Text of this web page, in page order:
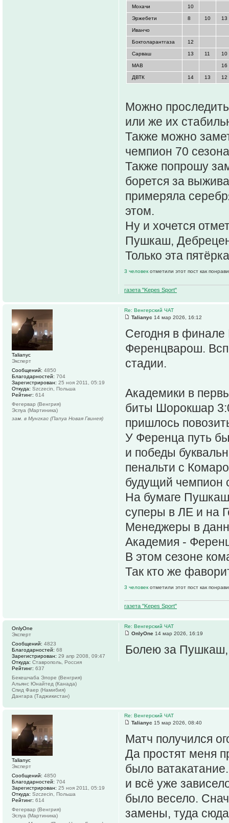
Мохачи 10
Эржебети 8 10 13
Иванчо
Боктоларантгаза 12
Сарваш 13 11 10
МАВ 16
ДВТК 14 13 12
Можно
или же их
Также можно
чемпион 70
Также попрошу
борется за
примеряла
этом.
Ну и хочется
Пушкаш,
Только эта
3 человек отметили этот пост как
газета "Kepes Sport"
Re: Венгерский ЧАТ
Talianyc 14 мар 2026, 16:12
Сегодня в
Ференцварош.
стадии.
Академики в
биты Шорокшар
пришлось
У Ференца путь
и победы
пенальти с
будущий чемпион
На бумаге
суперы в ЛЕ и на
Менеджеры в
Академия -
В этом сезоне
Так кто же
3 человек отметили этот пост как
газета "Kepes Sport"
Talianyc
Эксперт
Сообщений: 4850
Благодарностей: 704
Зарегистрирован: 25 ноя 2011, 05:19
Откуда: Szczecin, Польша
Рейтинг: 614
Фегервар (Венгрия)
Эспуа (Мартиника)
зам. в Мунгкас (Папуа Новая Гвинея)
Re: Венгерский ЧАТ
OnlyOne 14 мар 2026, 16:19
Болею за
OnlyOne
Эксперт
Сообщений: 4823
Благодарностей: 68
Зарегистрирован: 29 апр 2008, 09:47
Откуда: Ставрополь, Россия
Рейтинг: 637
Бекешчаба Элоре (Венгрия)
Альянс Юнайтед (Канада)
Спид Фаер (Намибия)
Дангара (Таджикистан)
Re: Венгерский ЧАТ
Talianyc 15 мар 2026, 08:40
Матч получился
Да простят меня
было
и всё уже
было весело.
замены, туда
Talianyc
Эксперт
Сообщений: 4850
Благодарностей: 704
Зарегистрирован: 25 ноя 2011, 05:19
Откуда: Szczecin, Польша
Рейтинг: 614
Фегервар (Венгрия)
Эспуа (Мартиника)